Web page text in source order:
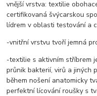
vnější vrstva: textilie
certifikovaná švýcarskou
lídrem v oblasti testování a
-vnitřní vrstvu tvoří jemná
-textilie s aktivním stříbrem
průnik bakterií, virů a jiných
během nošení anatomicky
perfektní lícování roušky s